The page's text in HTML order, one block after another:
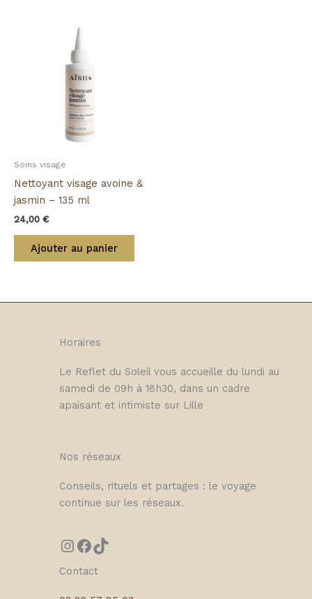
Soins visage
Nettoyant visage avoine &
jasmin – 135 ml
24,00 €
Ajouter au panier
Horaires
Le Reflet du Soleil vous accueille du lundi au
samedi de 09h à 18h30, dans un cadre
apaisant et intimiste sur Lille
Nos réseaux
Conseils, rituels et partages : le voyage
continue sur les réseaux.
Contact